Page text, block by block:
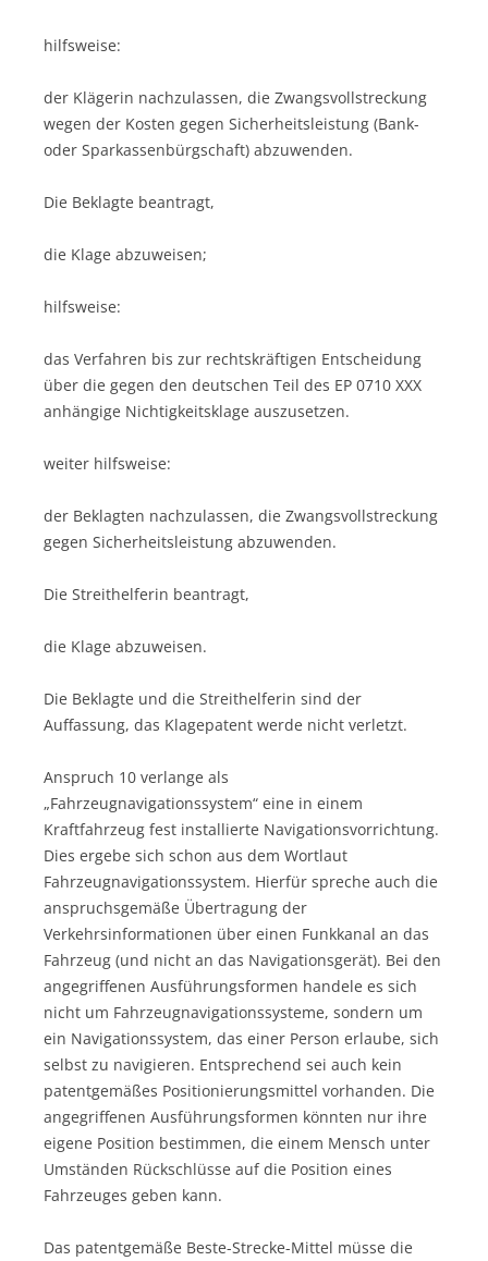
hilfsweise:
der Klägerin nachzulassen, die Zwangsvollstreckung
wegen der Kosten gegen Sicherheitsleistung (Bank-
oder Sparkassenbürgschaft) abzuwenden.
Die Beklagte beantragt,
die Klage abzuweisen;
hilfsweise:
das Verfahren bis zur rechtskräftigen Entscheidung
über die gegen den deutschen Teil des EP 0710 XXX
anhängige Nichtigkeitsklage auszusetzen.
weiter hilfsweise:
der Beklagten nachzulassen, die Zwangsvollstreckung
gegen Sicherheitsleistung abzuwenden.
Die Streithelferin beantragt,
die Klage abzuweisen.
Die Beklagte und die Streithelferin sind der
Auffassung, das Klagepatent werde nicht verletzt.
Anspruch 10 verlange als
„Fahrzeugnavigationssystem“ eine in einem
Kraftfahrzeug fest installierte Navigationsvorrichtung.
Dies ergebe sich schon aus dem Wortlaut
Fahrzeugnavigationssystem. Hierfür spreche auch die
anspruchsgemäße Übertragung der
Verkehrsinformationen über einen Funkkanal an das
Fahrzeug (und nicht an das Navigationsgerät). Bei den
angegriffenen Ausführungsformen handele es sich
nicht um Fahrzeugnavigationssysteme, sondern um
ein Navigationssystem, das einer Person erlaube, sich
selbst zu navigieren. Entsprechend sei auch kein
patentgemäßes Positionierungsmittel vorhanden. Die
angegriffenen Ausführungsformen könnten nur ihre
eigene Position bestimmen, die einem Mensch unter
Umständen Rückschlüsse auf die Position eines
Fahrzeuges geben kann.
Das patentgemäße Beste-Strecke-Mittel müsse die